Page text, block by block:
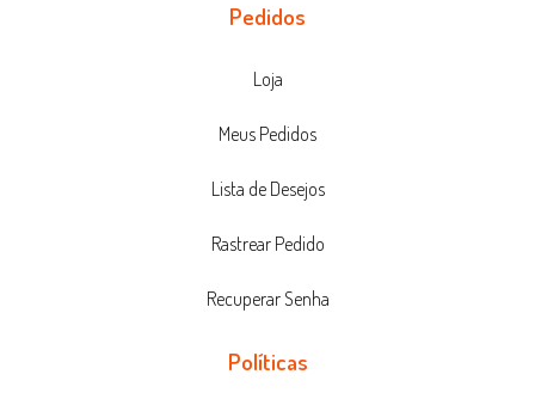
Pedidos
Loja
Meus Pedidos
Lista de Desejos
Rastrear Pedido
Recuperar Senha
Políticas